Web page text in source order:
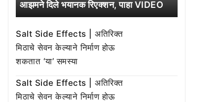
आझमने दिले भयानक रिएक्शन, पाहा VIDEO
Salt Side Effects | अतिरिक्त
मिठाचे सेवन केल्याने निर्माण होऊ
शकतात ‘या’ समस्या
Salt Side Effects | अतिरिक्त
मिठाचे सेवन केल्याने निर्माण होऊ